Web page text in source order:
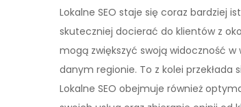
Lokalne SEO staje się coraz bardziej
skuteczniej docierać do klientów z
mogą zwiększyć swoją widoczność
danym regionie. To z kolei przekłada
Lokalne SEO obejmuje również